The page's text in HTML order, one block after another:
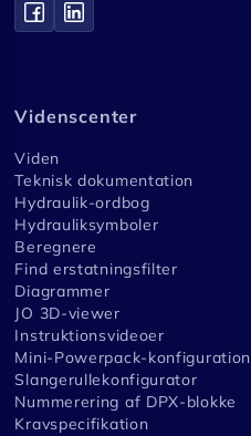
Videnscenter
Viden
Teknisk dokumentation
Hydraulik-ordbog
Hydrauliksymboler
Beregnere
Find erstatningsfilter
Diagrammer
JO 3D-viewer
Instruktionsvideoer
Mini-Powerpack-konfiguration
Slangerullekonfigurator
Nummerering af DPX-blokke
Kravspecifikation